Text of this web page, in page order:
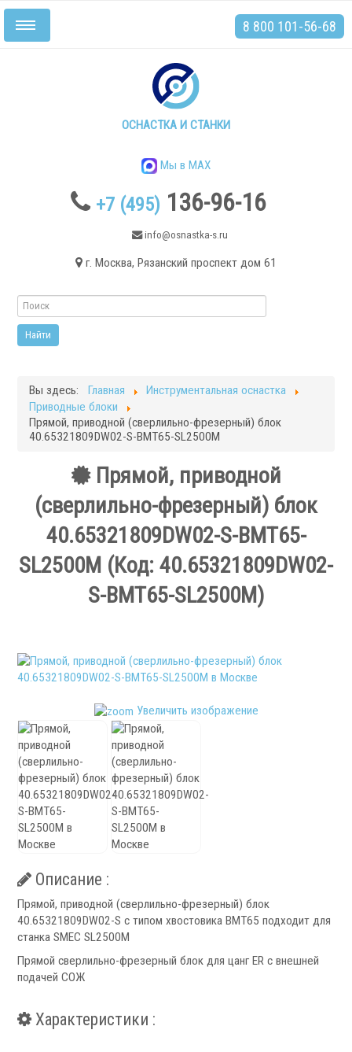
ОСНАСТКА И СТАНКИ
Мы в MAX
+7 (495) 136-96-16
info@osnastka-s.ru
г. Москва, Рязанский проспект дом 61
Включить/
выключить
8 800 101-56-68
Токарные станки
Токарные станки с ЧПУ
Плоскошлифовальные станки
Запчасти для станков
Ручные токарные патроны
Механизированные патроны
Цанговые патроны
Патроны специального изготовления
Гидроцилиндры
Кулачки токарные
Цанги токарные
Аксессуары для токарных патронов
Инструментальная оснастка
Вы здесь: Главная
Инструментальная оснастка
Приводные блоки
Прямой, приводной (сверлильно-фрезерный) блок
40.65321809DW02-S-ВМТ65-SL2500M
Прямой, приводной
(сверлильно-фрезерный) блок
40.65321809DW02-S-ВМТ65-
SL2500M (Код: 40.65321809DW02-
S-ВМТ65-SL2500M)
Увеличить изображение
Описание :
Прямой, приводной (сверлильно-фрезерный) блок
40.65321809DW02-S с типом хвостовика ВМТ65 подходит для
станка SMEC SL2500M
Прямой сверлильно-фрезерный блок для цанг ER с внешней
подачей СОЖ
Характеристики :